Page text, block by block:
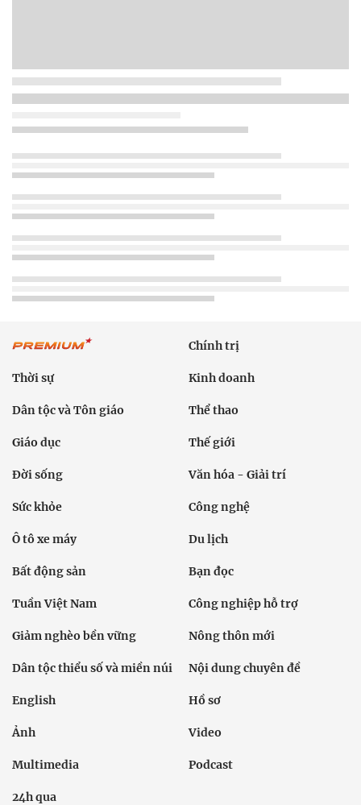
Chính trị
Thời sự Kinh doanh
Dân tộc và Tôn giáo Thể thao
Giáo dục Thế giới
Đời sống Văn hóa - Giải trí
Sức khỏe Công nghệ
Ô tô xe máy Du lịch
Bất động sản Bạn đọc
Tuần Việt Nam Công nghiệp hỗ trợ
Giảm nghèo bền vững Nông thôn mới
Dân tộc thiểu số và miền núi Nội dung chuyên đề
English Hồ sơ
Ảnh Video
Multimedia Podcast
24h qua